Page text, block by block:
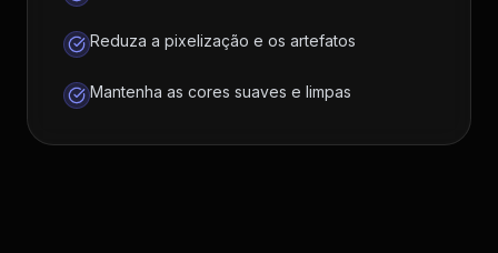
Reduza a pixelização e os artefatos
Mantenha as cores suaves e limpas